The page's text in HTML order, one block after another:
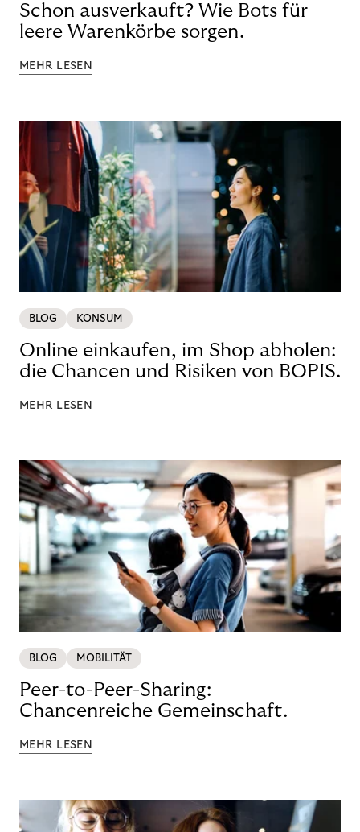
Schon ausverkauft? Wie Bots für
leere Warenkörbe sorgen.
MEHR LESEN
BLOG KONSUM
Online einkaufen, im Shop abholen:
die Chancen und Risiken von BOPIS.
MEHR LESEN
BLOG MOBILITÄT
Peer-to-Peer-Sharing:
Chancenreiche Gemeinschaft.
MEHR LESEN